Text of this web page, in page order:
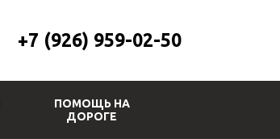
+7 (926) 959-02-50
ПОМОЩЬ НА
ДОРОГЕ